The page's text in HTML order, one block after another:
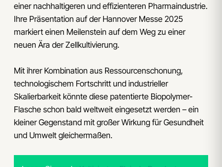
einer nachhaltigeren und effizienteren Pharmaindustrie.
Ihre Präsentation auf der Hannover Messe 2025
markiert einen Meilenstein auf dem Weg zu einer
neuen Ära der Zellkultivierung.
Mit ihrer Kombination aus Ressourcenschonung,
technologischem Fortschritt und industrieller
Skalierbarkeit könnte diese patentierte Biopolymer-
Flasche schon bald weltweit eingesetzt werden – ein
kleiner Gegenstand mit großer Wirkung für Gesundheit
und Umwelt gleichermaßen.